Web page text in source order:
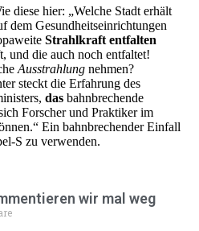
diese hier: „Welche Stadt erhält
dem Gesundheitseinrichtungen
Strahlkraft entfalten
und die auch noch entfaltet!
Ausstrahlung nehmen?
steckt die Erfahrung des
das bahnbrechende
Forscher und Praktiker im
Ein bahnbrechender Einfall
S zu verwenden.
wir mal weg